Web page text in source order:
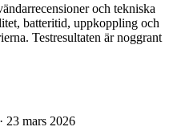
och tekniska
batteritid, uppkoppling och
Testresultaten är noggrant
· 23 mars 2026